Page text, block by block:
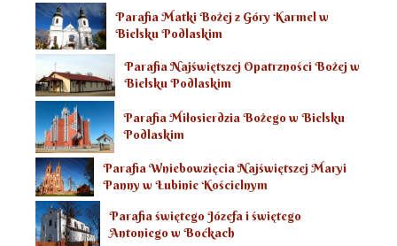
Parafia Matki Bożej z Góry Karmel w
Bielsku Podlaskim
Parafia Najświętszej Opatrzności Bożej w
Bielsku Podlaskim
Parafia Miłosierdzia Bożego w Bielsku
Podlaskim
Parafia Wniebowzięcia Najświętszej Maryi
Panny w Łubinie Kościelnym
Parafia świętego Józefa i świętego
Antoniego w Boćkach